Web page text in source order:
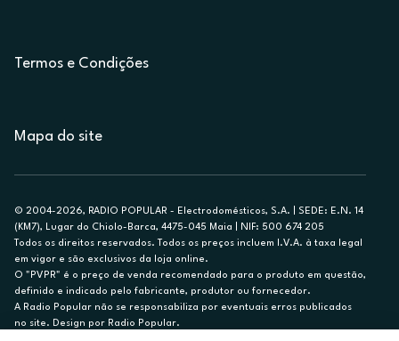
Termos e Condições
Mapa do site
© 2004-2026, RADIO POPULAR - Electrodomésticos, S.A. | SEDE: E.N. 14
(KM7), Lugar do Chiolo-Barca, 4475-045 Maia | NIF: 500 674 205
Todos os direitos reservados. Todos os preços incluem I.V.A. à taxa legal
em vigor e são exclusivos da loja online.
O "PVPR" é o preço de venda recomendado para o produto em questão,
definido e indicado pelo fabricante, produtor ou fornecedor.
A Radio Popular não se responsabiliza por eventuais erros publicados
no site. Design por Radio Popular.